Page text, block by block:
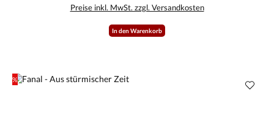
Preise inkl. MwSt. zzgl. Versandkosten
In den Warenkorb
Rabatt
%